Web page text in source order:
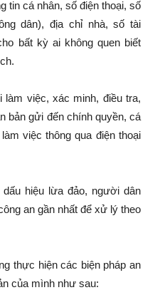
tin cá nhân, số điện thoại, số
dân), địa chỉ nhà, số tài
bất kỳ ai không quen biết
việc, xác minh, điều tra,
bản gửi đến chính quyền, cá
việc thông qua điện thoại
hiệu lừa đảo, người dân
an gần nhất để xử lý theo
thực hiện các biện pháp an
của mình như sau: